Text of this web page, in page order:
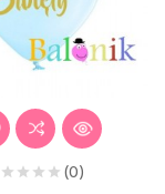
(0)